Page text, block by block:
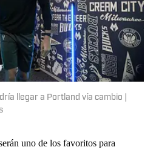
llegar a Portland vía cambio |
uno de los favoritos para